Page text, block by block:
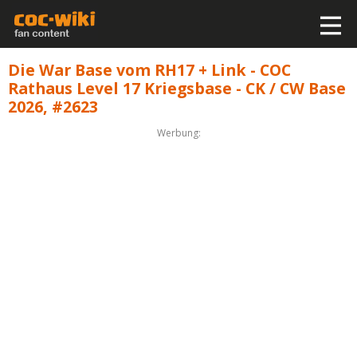
Die War Base vom RH17 + Link - COC
Rathaus Level 17 Kriegsbase - CK / CW Base
2026, #2623
Werbung: